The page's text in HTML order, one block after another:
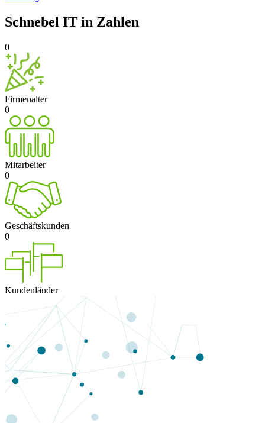
Schnebel IT in Zahlen
0
Firmenalter
0
Mitarbeiter
0
Geschäfts­kunden
0
Kunden­länder